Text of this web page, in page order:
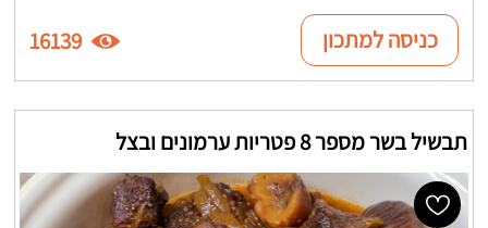
כניסה למתכון 16139
תבשיל בשר מספר 8 פטריות ערמונים ובצל